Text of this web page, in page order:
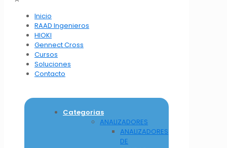
Inicio
RAAD Ingenieros
HIOKI
Gennect Cross
Cursos
Soluciones
Contacto
Categorias
ANALIZADORES
ANALIZADORES
DE